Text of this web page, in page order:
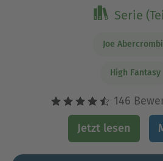
Serie
Joe
High Fantasy
146
Jetzt lesen